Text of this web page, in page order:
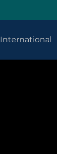
International